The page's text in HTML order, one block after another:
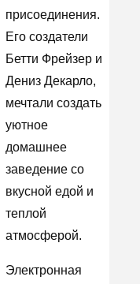
присоединения.
Его создатели
Бетти Фрейзер и
Дениз Декарло,
мечтали создать
уютное
домашнее
заведение со
вкусной едой и
теплой
атмосферой.
Электронная